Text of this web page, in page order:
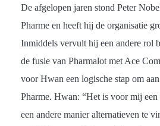
De afgelopen jaren stond Peter
Pharme en heeft hij de organisatie
Inmiddels vervult hij een andere rol
de fusie van Pharmalot met Ace
voor Hwan een logische stap om
Pharme. Hwan: “Het is voor mij
een andere manier alternatieven te